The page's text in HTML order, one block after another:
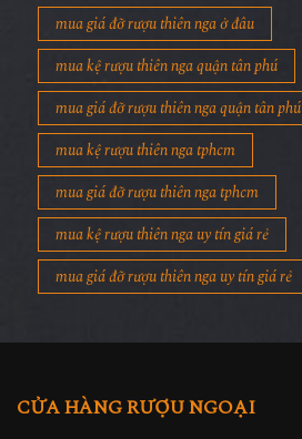
mua giá đỡ rượu thiên nga ở đâu
mua kệ rượu thiên nga quận tân phú
mua giá đỡ rượu thiên nga quận tân phú
mua kệ rượu thiên nga tphcm
mua giá đỡ rượu thiên nga tphcm
mua kệ rượu thiên nga uy tín giá rẻ
mua giá đỡ rượu thiên nga uy tín giá rẻ
CỬA HÀNG RƯỢU NGOẠI